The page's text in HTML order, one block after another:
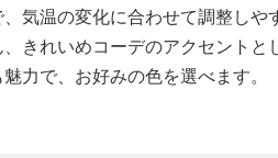
気温の変化に合わせて調整しや
きれいめコーデのアクセントと
力で、お好みの色を選べます。